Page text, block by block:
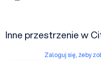
Inne przestrzenie w
Zaloguj się, żeby